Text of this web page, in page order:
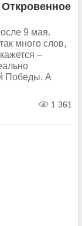
9 мая.
много слов,
–
Победы. А
1 361